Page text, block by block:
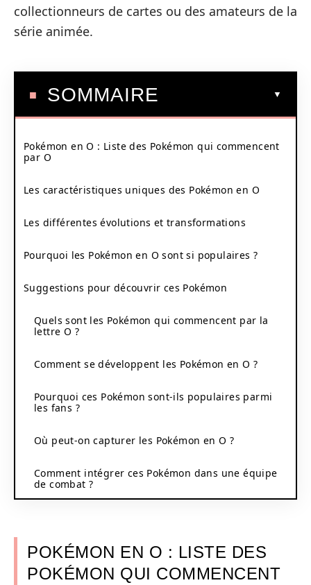
collectionneurs de cartes ou des amateurs de la
série animée.
SOMMAIRE
Pokémon en O : Liste des Pokémon qui commencent
par O
Les caractéristiques uniques des Pokémon en O
Les différentes évolutions et transformations
Pourquoi les Pokémon en O sont si populaires ?
Suggestions pour découvrir ces Pokémon
Quels sont les Pokémon qui commencent par la
lettre O ?
Comment se développent les Pokémon en O ?
Pourquoi ces Pokémon sont-ils populaires parmi
les fans ?
Où peut-on capturer les Pokémon en O ?
Comment intégrer ces Pokémon dans une équipe
de combat ?
POKÉMON EN O : LISTE DES
POKÉMON QUI COMMENCENT